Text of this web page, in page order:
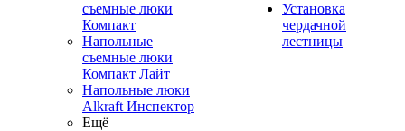
съемные люки
Компакт
Напольные
съемные люки
Компакт Лайт
Напольные люки
Alkraft Инспектор
Ещё
Установка
чердачной
лестницы